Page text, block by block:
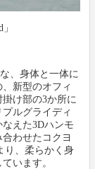
、身体と一体に
新型のオフィ
け部の3か所に
ルグライディ
えた3Dハンモ
わせたコクヨ
り、柔らかく身
います。